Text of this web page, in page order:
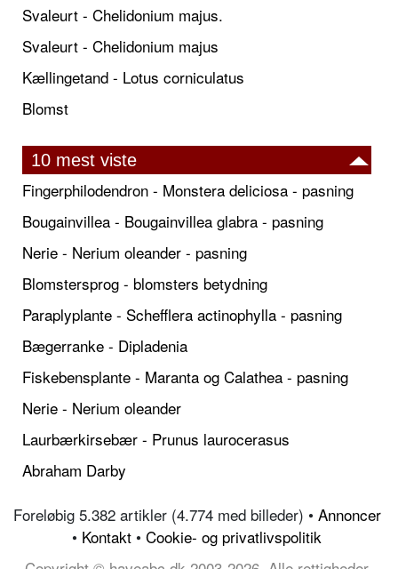
Svaleurt - Chelidonium majus.
Svaleurt - Chelidonium majus
Kællingetand - Lotus corniculatus
Blomst
10 mest viste
Fingerphilodendron - Monstera deliciosa - pasning
Bougainvillea - Bougainvillea glabra - pasning
Nerie - Nerium oleander - pasning
Blomstersprog - blomsters betydning
Paraplyplante - Schefflera actinophylla - pasning
Bægerranke - Dipladenia
Fiskebensplante - Maranta og Calathea - pasning
Nerie - Nerium oleander
Laurbærkirsebær - Prunus laurocerasus
Abraham Darby
Foreløbig 5.382 artikler (4.774 med billeder) • Annoncer
• Kontakt • Cookie- og privatlivspolitik